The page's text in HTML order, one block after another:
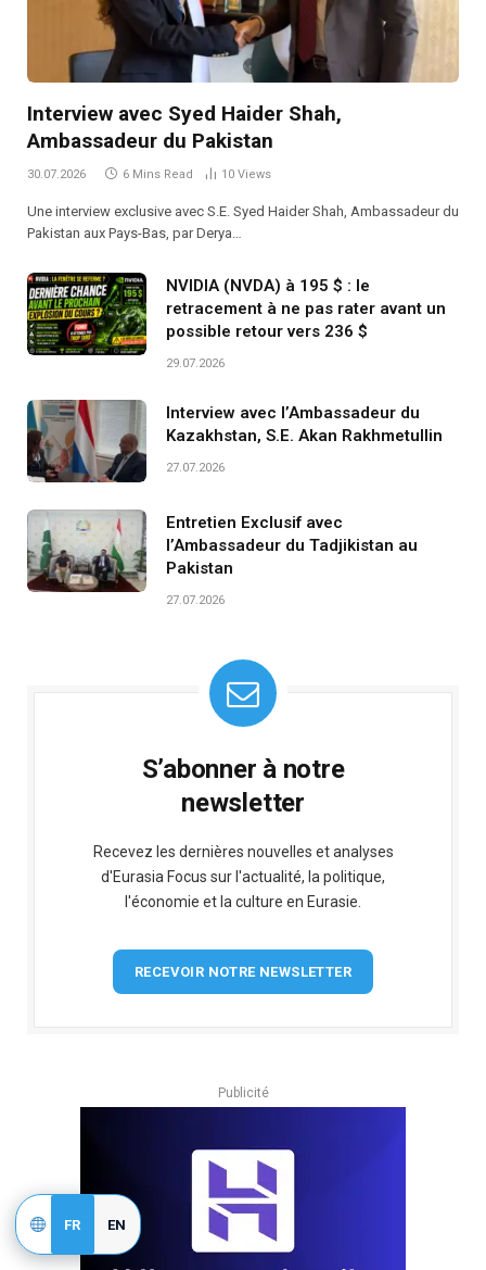
Interview avec Syed Haider Shah,
Ambassadeur du Pakistan
30.07.2026 6 Mins Read 10 Views
Une interview exclusive avec S.E. Syed Haider Shah, Ambassadeur du
Pakistan aux Pays-Bas, par Derya…
NVIDIA (NVDA) à 195 $ : le
retracement à ne pas rater avant un
possible retour vers 236 $
29.07.2026
Interview avec l’Ambassadeur du
Kazakhstan, S.E. Akan Rakhmetullin
27.07.2026
Entretien Exclusif avec
l’Ambassadeur du Tadjikistan au
Pakistan
27.07.2026
S’abonner à notre
newsletter
Recevez les dernières nouvelles et analyses
d'Eurasia Focus sur l'actualité, la politique,
l'économie et la culture en Eurasie.
RECEVOIR NOTRE NEWSLETTER
Publicité
FR EN